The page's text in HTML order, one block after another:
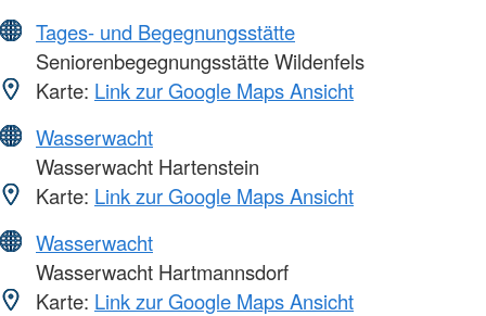
Tages- und Begegnungsstätte
Seniorenbegegnungsstätte Wildenfels
Karte: Link zur Google Maps Ansicht
Wasserwacht
Wasserwacht Hartenstein
Karte: Link zur Google Maps Ansicht
Wasserwacht
Wasserwacht Hartmannsdorf
Karte: Link zur Google Maps Ansicht